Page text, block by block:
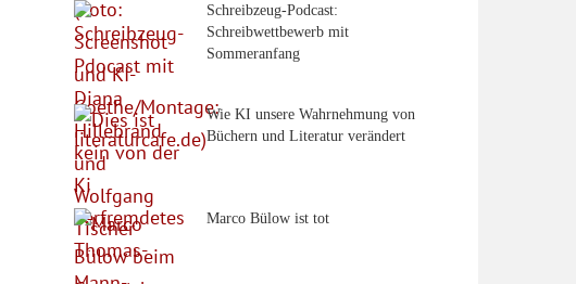
Schreibzeug-Podcast:
Schreibwettbewerb mit
Sommeranfang
Wie KI unsere Wahrnehmung von
Büchern und Literatur verändert
Marco Bülow ist tot